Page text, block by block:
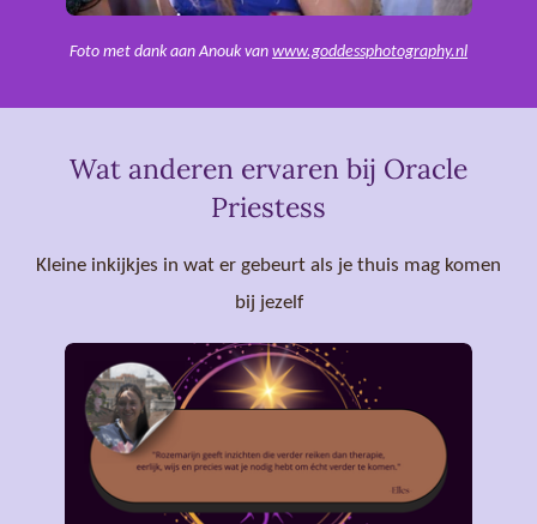
Foto met dank aan Anouk van www.goddessphotography.nl
Wat anderen ervaren bij Oracle
Priestess
Kleine inkijkjes in wat er gebeurt als je thuis mag komen
bij jezelf